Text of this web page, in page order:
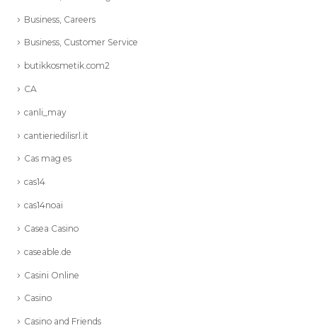
Business, Careers
Business, Customer Service
butikkosmetik.com2
CA
canli_may
cantieriedilisrl.it
Cas mag es
cas14
cas14noai
Casea Casino
caseable.de
Casini Online
Casino
Casino and Friends